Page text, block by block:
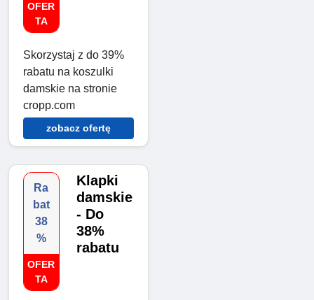
OFER
TA
Skorzystaj z do 39%
rabatu na koszulki
damskie na stronie
cropp.com
zobacz ofertę
Ra
bat
38
%
OFER
TA
Klapki
damskie
- Do
38%
rabatu